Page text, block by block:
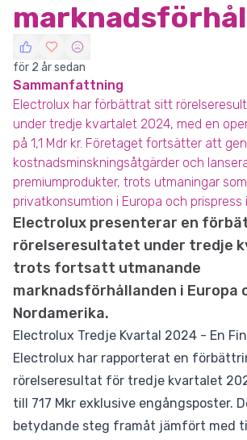
för 2 år sedan
Sammanfattning
Electrolux har förbättrat sitt
under tredje kvartalet 2024, med en
på 1,1 Mdr kr. Företaget fortsätter att
kostnadsminskningsåtgärder och
premiumprodukter, trots utmaningar
privatkonsumtion i Europa och prispress
Electrolux presenterar en
rörelseresultatet under tredje
trots fortsatt utmanande
marknadsförhållanden i Europa
Nordamerika.
Electrolux Tredje Kvartal 2024 - En
Electrolux har rapporterat en
rörelseresultat för tredje kvartalet
till 717 Mkr exklusive engångsposter.
betydande steg framåt jämfört med